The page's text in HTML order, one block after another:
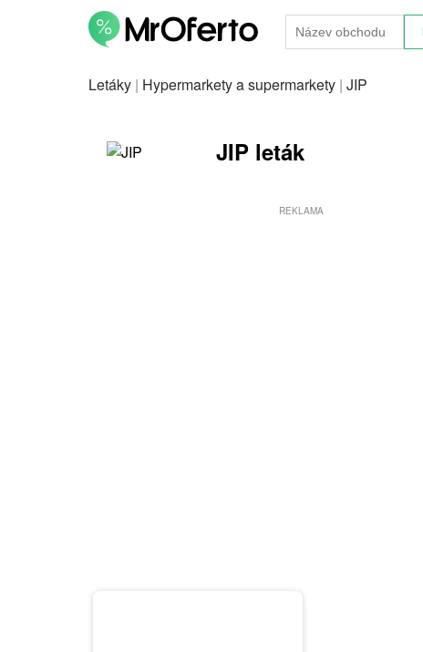
Letáky | Hypermarkety a supermarkety | JIP
JIP leták
REKLAMA